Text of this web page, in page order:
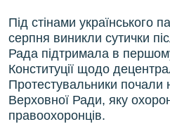
Під стінами українського
серпня виникли сутички
Рада підтримала в
Конституції щодо
Протестувальники почали
Верховної Ради, яку
правоохоронців.